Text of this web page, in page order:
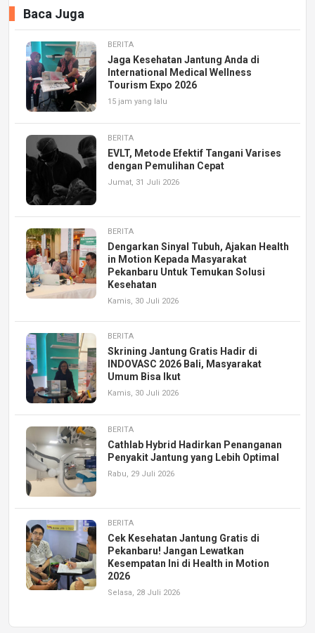
Baca Juga
BERITA
Jaga Kesehatan Jantung Anda di
International Medical Wellness
Tourism Expo 2026
15 jam yang lalu
BERITA
EVLT, Metode Efektif Tangani Varises
dengan Pemulihan Cepat
Jumat, 31 Juli 2026
BERITA
Dengarkan Sinyal Tubuh, Ajakan Health
in Motion Kepada Masyarakat
Pekanbaru Untuk Temukan Solusi
Kesehatan
Kamis, 30 Juli 2026
BERITA
Skrining Jantung Gratis Hadir di
INDOVASC 2026 Bali, Masyarakat
Umum Bisa Ikut
Kamis, 30 Juli 2026
BERITA
Cathlab Hybrid Hadirkan Penanganan
Penyakit Jantung yang Lebih Optimal
Rabu, 29 Juli 2026
BERITA
Cek Kesehatan Jantung Gratis di
Pekanbaru! Jangan Lewatkan
Kesempatan Ini di Health in Motion
2026
Selasa, 28 Juli 2026